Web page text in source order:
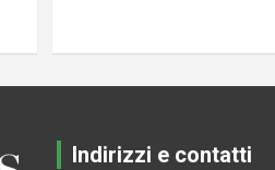
Indirizzi e contatti